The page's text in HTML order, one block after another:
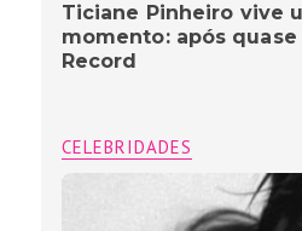
Ticiane Pinheiro vive
momento: após quase
Record
CELEBRIDADES